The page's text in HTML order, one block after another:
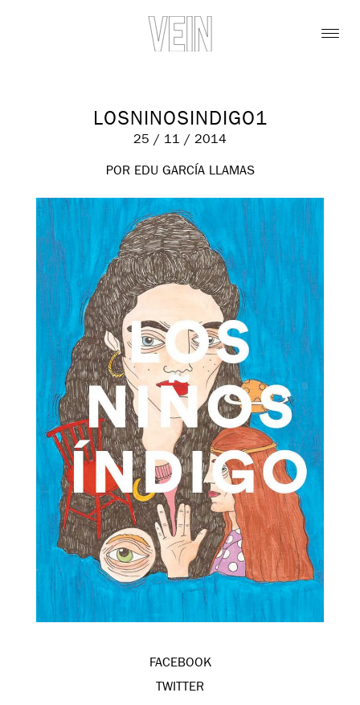
LOSNINOSINDIGO1
25 / 11 / 2014
POR EDU GARCÍA LLAMAS
FACEBOOK
TWITTER